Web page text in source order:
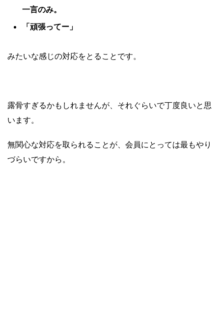
一言のみ。
「頑張ってー」
みたいな感じの対応をとることです。
露骨すぎるかもしれませんが、それぐらいで丁度良いと思
います。
無関心な対応を取られることが、会員にとっては最もやり
づらいですから。